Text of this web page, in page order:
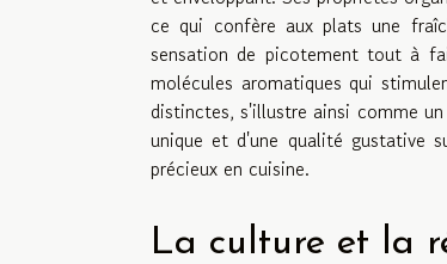
ce qui confère aux plats une
sensation de picotement tout à
molécules aromatiques qui
distinctes, s'illustre ainsi comme
unique et d'une qualité gustative
précieux en cuisine.
La culture et la